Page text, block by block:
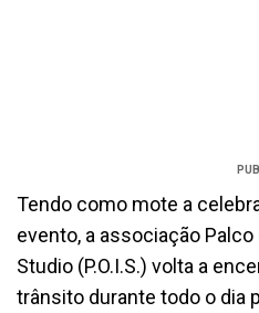
PUB
Tendo como mote a
evento, a associação
Studio (P.O.I.S.) volta a
trânsito durante todo o dia